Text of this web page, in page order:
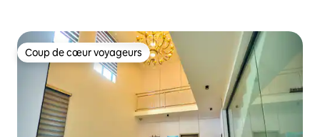
Coup de cœur voyageurs
Coup de cœur voyageurs